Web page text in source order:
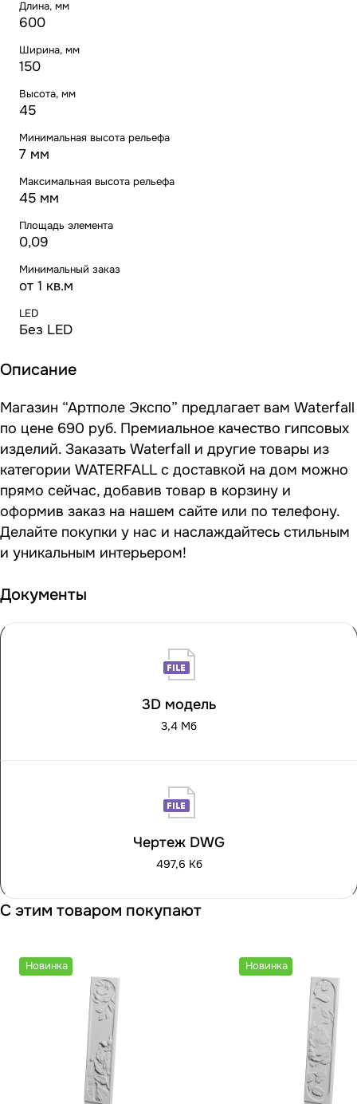
Длина, мм
600
Ширина, мм
150
Высота, мм
45
Минимальная высота рельефа
7 мм
Максимальная высота рельефа
45 мм
Площадь элемента
0,09
Минимальный заказ
от 1 кв.м
LED
Без LED
Описание
Магазин “Артполе Экспо” предлагает вам Waterfall
по цене 690 руб. Премиальное качество гипсовых
изделий. Заказать Waterfall и другие товары из
категории WATERFALL с доставкой на дом можно
прямо сейчас, добавив товар в корзину и
оформив заказ на нашем сайте или по телефону.
Делайте покупки у нас и наслаждайтесь стильным
и уникальным интерьером!
Документы
3D модель
3,4 Мб
Чертеж DWG
497,6 Кб
С этим товаром покупают
Новинка Новинка